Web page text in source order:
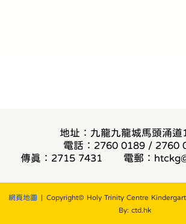
地址：九龍九龍城馬頭涌道
電話：2760 0189 / 2760
傳真：2715 7431
電郵：
網頁地圖 | Copyright© Holy Trinity Centre
By: ctd.hk